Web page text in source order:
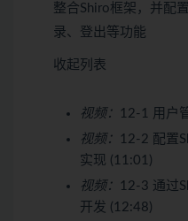
整合Shiro框架，并配
录、登出等功能
收起列表
视频：
12-1 用户
视频：
12-2 配置
实现 (11:01)
视频：
12-3 通过
开发 (12:48)